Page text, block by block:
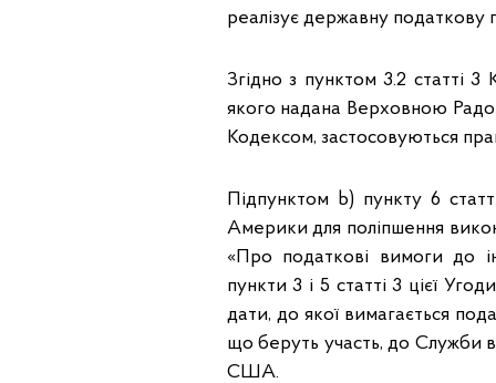
реалізує державну податкову
Згідно з пунктом 3.2 статті
якого надана Верховною
Кодексом, застосовуються
Підпунктом b) пункту 6
Америки для поліпшення
«Про податкові вимоги до
пункти 3 і 5 статті 3 цієї
дати, до якої вимагається
що беруть участь, до Служби
США.